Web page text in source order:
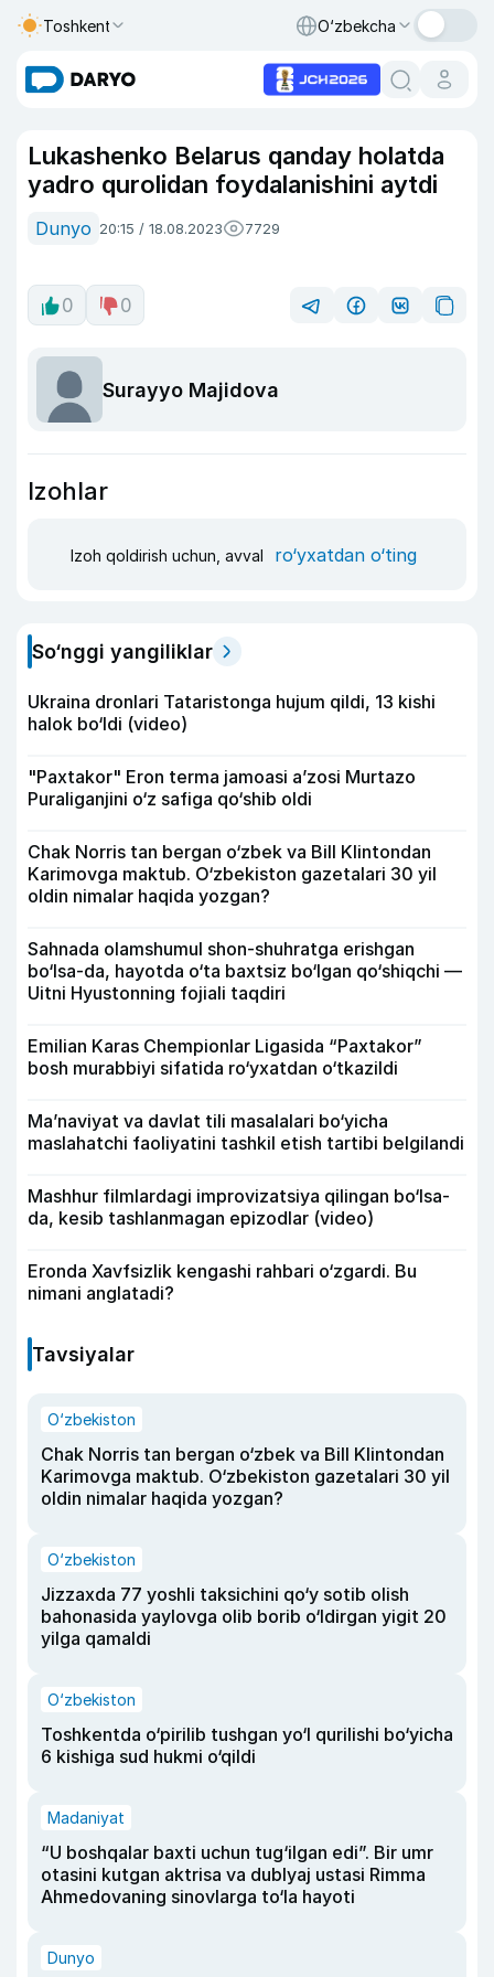
Toshkent O‘zbekcha
Lukashenko Belarus qanday holatda
yadro qurolidan foydalanishini aytdi
Dunyo 20:15 / 18.08.2023 7729
0 0
Surayyo Majidova
Izohlar
Izoh qoldirish uchun, avval ro‘yxatdan o‘ting
So‘nggi yangiliklar
Ukraina dronlari Tataristonga hujum qildi, 13 kishi
halok bo‘ldi (video)
"Paxtakor" Eron terma jamoasi a’zosi Murtazo
Puraliganjini o‘z safiga qo‘shib oldi
Chak Norris tan bergan o‘zbek va Bill Klintondan
Karimovga maktub. O‘zbekiston gazetalari 30 yil
oldin nimalar haqida yozgan?
Sahnada olamshumul shon-shuhratga erishgan
bo‘lsa-da, hayotda o‘ta baxtsiz bo‘lgan qo‘shiqchi —
Uitni Hyustonning fojiali taqdiri
Emilian Karas Chempionlar Ligasida “Paxtakor”
bosh murabbiyi sifatida ro‘yxatdan o‘tkazildi
Ma’naviyat va davlat tili masalalari bo‘yicha
maslahatchi faoliyatini tashkil etish tartibi belgilandi
Mashhur filmlardagi improvizatsiya qilingan bo‘lsa-
da, kesib tashlanmagan epizodlar (video)
Eronda Xavfsizlik kengashi rahbari o‘zgardi. Bu
nimani anglatadi?
Tavsiyalar
O‘zbekiston
Chak Norris tan bergan o‘zbek va Bill Klintondan
Karimovga maktub. O‘zbekiston gazetalari 30 yil
oldin nimalar haqida yozgan?
O‘zbekiston
Jizzaxda 77 yoshli taksichini qo‘y sotib olish
bahonasida yaylovga olib borib o‘ldirgan yigit 20
yilga qamaldi
O‘zbekiston
Toshkentda o‘pirilib tushgan yo‘l qurilishi bo‘yicha
6 kishiga sud hukmi o‘qildi
Madaniyat
“U boshqalar baxti uchun tug‘ilgan edi”. Bir umr
otasini kutgan aktrisa va dublyaj ustasi Rimma
Ahmedovaning sinovlarga to‘la hayoti
Dunyo